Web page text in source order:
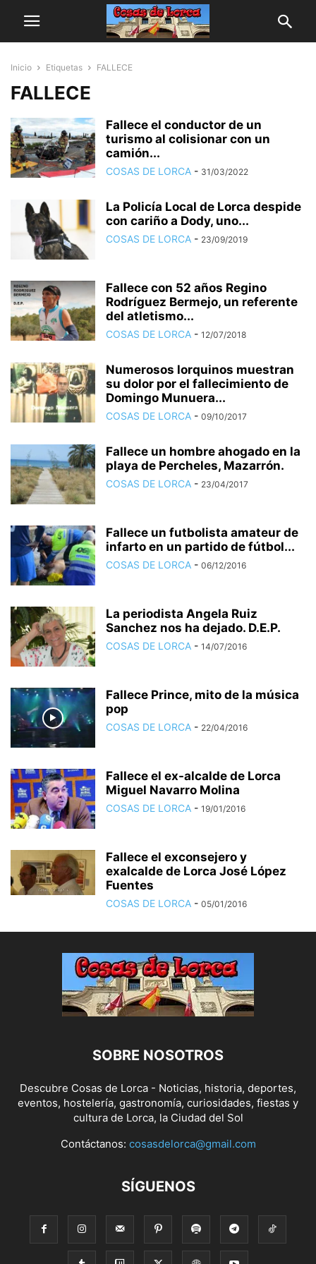
Inicio Etiquetas FALLECE
FALLECE
Fallece el conductor de un
turismo al colisionar con un
camión...
COSAS DE LORCA - 31/03/2022
La Policía Local de Lorca despide
con cariño a Dody, uno...
COSAS DE LORCA - 23/09/2019
Fallece con 52 años Regino
Rodríguez Bermejo, un referente
del atletismo...
COSAS DE LORCA - 12/07/2018
Numerosos lorquinos muestran
su dolor por el fallecimiento de
Domingo Munuera...
COSAS DE LORCA - 09/10/2017
Fallece un hombre ahogado en la
playa de Percheles, Mazarrón.
COSAS DE LORCA - 23/04/2017
Fallece un futbolista amateur de
infarto en un partido de fútbol...
COSAS DE LORCA - 06/12/2016
La periodista Angela Ruiz
Sanchez nos ha dejado. D.E.P.
COSAS DE LORCA - 14/07/2016
Fallece Prince, mito de la música
pop
COSAS DE LORCA - 22/04/2016
Fallece el ex-alcalde de Lorca
Miguel Navarro Molina
COSAS DE LORCA - 19/01/2016
Fallece el exconsejero y
exalcalde de Lorca José López
Fuentes
COSAS DE LORCA - 05/01/2016
SOBRE NOSOTROS
Descubre Cosas de Lorca - Noticias, historia, deportes,
eventos, hostelería, gastronomía, curiosidades, fiestas y
cultura de Lorca, la Ciudad del Sol
Contáctanos: cosasdelorca@gmail.com
SÍGUENOS